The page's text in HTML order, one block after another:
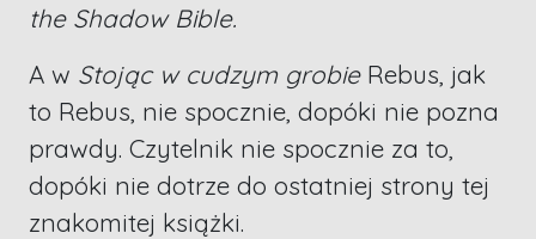
the Shadow Bible.
A w Stojąc w cudzym grobieRebus, jak
to Rebus, nie spocznie, dopóki nie pozna
prawdy. Czytelnik nie spocznie za to,
dopóki nie dotrze do ostatniej strony tej
znakomitej książki.